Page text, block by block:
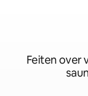
Feiten over